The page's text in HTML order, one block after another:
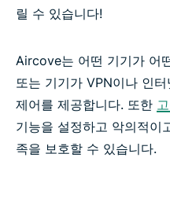
릴 수 있습니다!
Aircove는 어떤 기기가 어
또는 기기가 VPN이나 인
제어를 제공합니다. 또한
기능을 설정하고 악의적이
족을 보호할 수 있습니다.